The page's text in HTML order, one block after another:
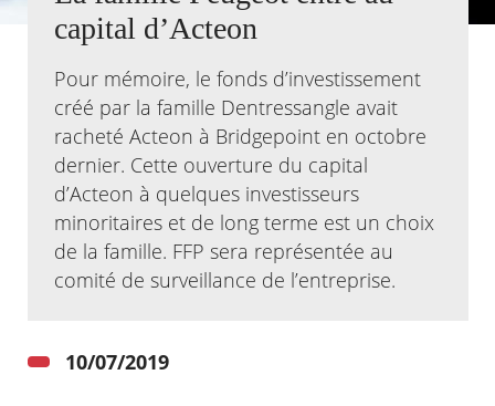
Actualités
Kiosque
Espace de services en ligne
Facebook
X Instagram
YoutubeLinkedin
RECHERCHER ...
capital d’Acteon
Pour mémoire, le fonds d’investissement
créé par la famille Dentressangle avait
racheté Acteon à Bridgepoint en octobre
dernier. Cette ouverture du capital
d’Acteon à quelques investisseurs
minoritaires et de long terme est un choix
de la famille. FFP sera représentée au
comité de surveillance de l’entreprise.
10/07/2019